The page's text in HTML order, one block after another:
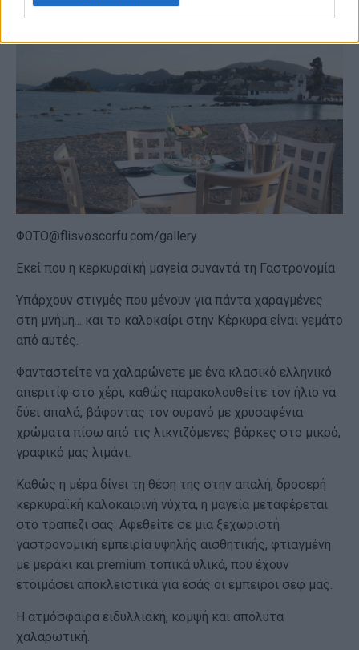
ΦΩΤΟ@flisvoscorfu.com/gallery
Εκεί που η κερκυραϊκή μαγεία συναντά τη Γαστρονομία
Υπάρχουν στιγμές που μένουν για πάντα χαραγμένες
στη μνήμη... και το καλοκαίρι στην Κέρκυρα είναι γεμάτο
από αυτές.
Φανταστείτε να χαλαρώνετε με ένα κλασικό ελληνικό
απεριτίφ στο χέρι, καθώς παρακολουθείτε τον ήλιο να
δύει απαλά, βάφοντας τον ουρανό με χρυσαφένια
χρώματα πίσω από τις λικνιζόμενες βάρκες στο μικρό,
γραφικό μας λιμάνι.
Καθώς η μέρα δίνει τη θέση της στην απαλή, δροσερή
κερκυραϊκή καλοκαιρινή νύχτα, η μαγεία μεταφέρεται
στο τραπέζι σας. Αφεθείτε σε μια ξεχωριστή
γαστρονομική εμπειρία υψηλής αισθητικής, φτιαγμένη
με μεράκι και premium τοπικά υλικά, που έχουν
ετοιμάσει αποκλειστικά για εσάς οι έμπειροι σεφ μας.
Η ατμόσφαιρα ειδυλλιακή, κομψή και απόλυτα
χαλαρωτική.